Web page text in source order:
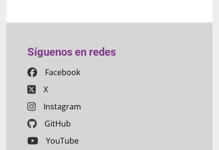
Síguenos en redes
Facebook
X
Instagram
GitHub
YouTube